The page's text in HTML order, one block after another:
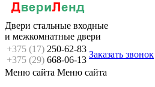
Двери стальные входные
и межкомнатные двери
+375 (17) 250-62-83
+375 (29) 668-06-13
Заказать звонок
Меню сайта Меню сайта